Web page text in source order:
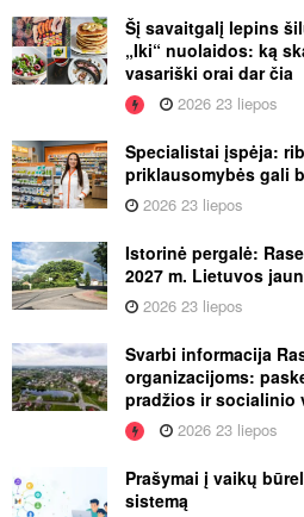
Šį savaitgalį lepins
„Iki“ nuolaidos: ką
vasariški orai dar čia
2026 23 liepos
Specialistai įspėja:
priklausomybės gali
2026 23 liepos
Istorinė pergalė:
2027 m. Lietuvos
2026 23 liepos
Svarbi informacija
organizacijoms:
pradžios ir socialinio
2026 23 liepos
Prašymai į vaikų
sistemą